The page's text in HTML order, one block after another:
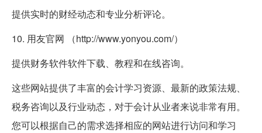
提供实时的财经动态和专业分析评论。
10. 用友官网 （http://www.yonyou.com/）
提供财务软件软件下载、教程和在线咨询。
这些网站提供了丰富的会计学习资源、最新的政策法规、
税务咨询以及行业动态，对于会计从业者来说非常有用。
您可以根据自己的需求选择相应的网站进行访问和学习